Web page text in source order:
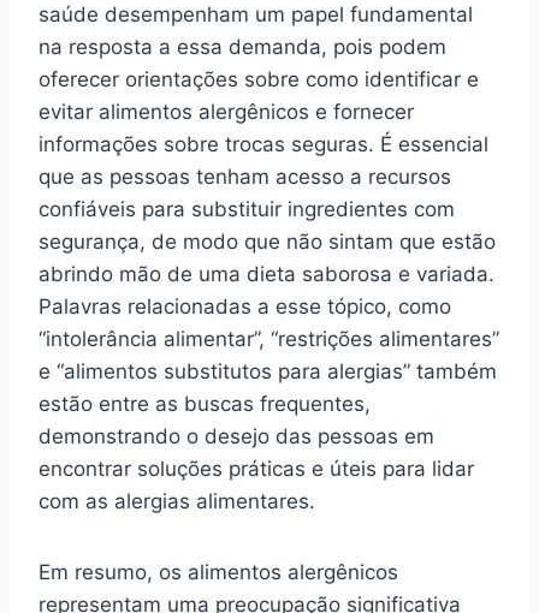
saúde desempenham um papel fundamental
na resposta a essa demanda, pois podem
oferecer orientações sobre como identificar e
evitar alimentos alergênicos e fornecer
informações sobre trocas seguras. É essencial
que as pessoas tenham acesso a recursos
confiáveis para substituir ingredientes com
segurança, de modo que não sintam que estão
abrindo mão de uma dieta saborosa e variada.
Palavras relacionadas a esse tópico, como
“intolerância alimentar”, “restrições alimentares”
e “alimentos substitutos para alergias” também
estão entre as buscas frequentes,
demonstrando o desejo das pessoas em
encontrar soluções práticas e úteis para lidar
com as alergias alimentares.
Em resumo, os alimentos alergênicos
representam uma preocupação significativa